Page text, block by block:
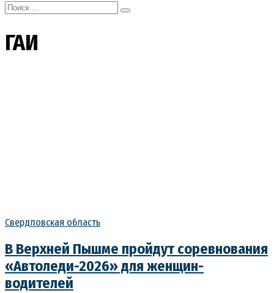
Search
for:
ГАИ
Свердловская область
В Верхней Пышме пройдут соревнования
«Автоледи-2026» для женщин-
водителей